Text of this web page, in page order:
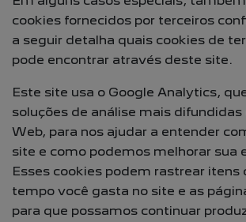
cookies fornecidos por terceiros
a seguir detalha quais cookies de
pode encontrar através deste site.
Este site usa o Google Analytics,
soluções de análise mais difundidas
Web, para nos ajudar a entender
site e como podemos melhorar sua
Esses cookies podem rastrear itens
tempo você gasta no site e as
para que possamos continuar